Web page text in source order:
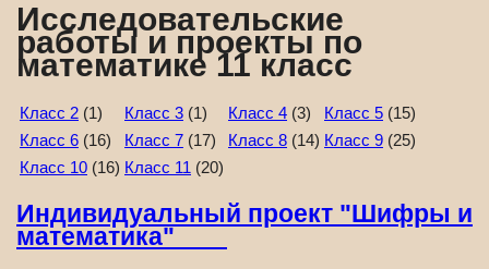
Исследовательские
работы и проекты по
математике 11 класс
Класс 2 (1) Класс 3 (1) Класс 4 (3) Класс 5 (15)
Класс 6 (16) Класс 7 (17) Класс 8 (14) Класс 9 (25)
Класс 10 (16) Класс 11 (20)
Индивидуальный проект "Шифры и
математика"